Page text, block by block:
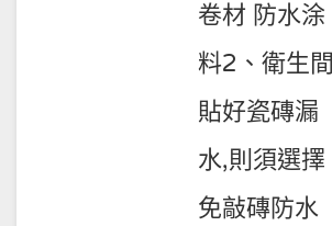
卷材 防水涂
料2、衛生間
貼好瓷磚漏
水,則須選擇
免敲磚防水